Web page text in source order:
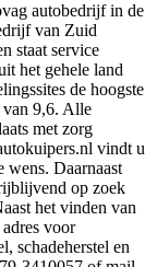
autobedrijf in de
van Zuid
staat service
het gehele land
de hoogste
van 9,6. Alle
met zorg
vindt u
wens. Daarnaast
op zoek
het vinden van
voor
schadeherstel en